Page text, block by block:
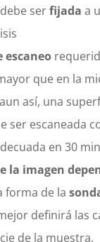
debe serfijada a
escaneo
que en la
así, una
ser escaneada
en 30
la imagen
forma de la
definirá las
de la muestra.